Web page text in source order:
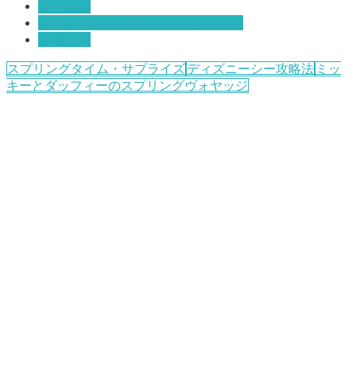
スプリングタイム・サプライズディズニーシー攻略法 ミッ
キーとダッフィーのスプリングヴォヤッジ